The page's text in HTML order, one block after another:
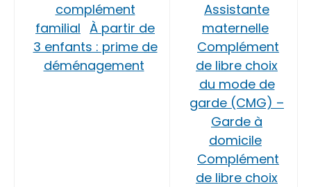
complément
familial À partir de
3 enfants : prime de
déménagement
Assistante
maternelle
Complément
de libre choix
du mode de
garde (CMG) –
Garde à
domicile
Complément
de libre choix